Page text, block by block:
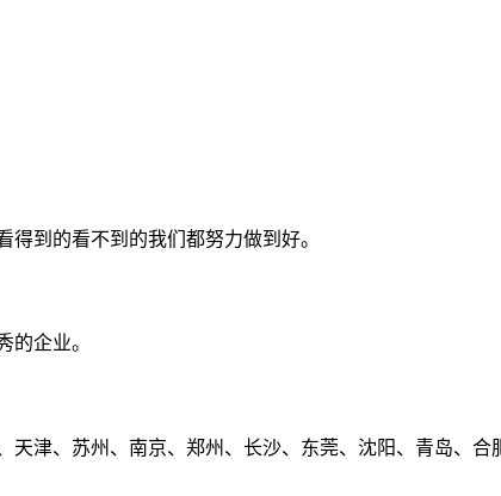
到的看不到的我们都努力做到好。
的企业。
津、苏州、南京、郑州、长沙、东莞、沈阳、青岛、合